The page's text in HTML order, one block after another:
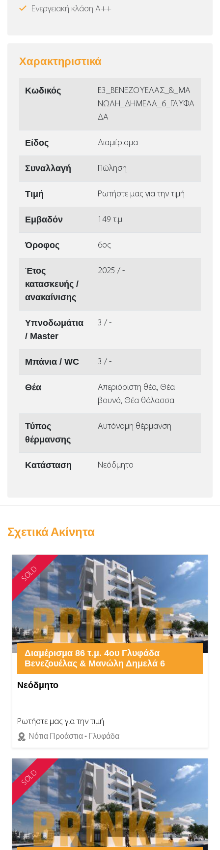
Ενεργειακή κλάση Α++
Χαρακτηριστικά
Κωδικός
Ε3_ΒΕΝΕΖΟΥΕΛΑΣ_&_ΜΑ
ΝΩΛΗ_ΔΗΜΕΛΑ_6_ΓΛΥΦΑ
ΔΑ
Είδος Διαμέρισμα
Συναλλαγή Πώληση
Τιμή Ρωτήστε μας για την τιμή
Εμβαδόν 149 τ.μ.
Όροφος 6ος
Έτος
κατασκευής /
ανακαίνισης
2025 / -
Υπνοδωμάτια
/ Master
3 / -
Μπάνια / WC 3 / -
Θέα
Απεριόριστη θέα, Θέα
βουνό, Θέα θάλασσα
Τύπος
θέρμανσης
Αυτόνομη θέρμανση
Κατάσταση Νεόδμητο
Σχετικά Ακίνητα
SOLD
Διαμέρισμα 86 τ.μ. 4ου Γλυφάδα
Βενεζουέλας & Μανώλη Δημελά 6
Νεόδμητο
Ρωτήστε μας για την τιμή
Νότια Προάστια - Γλυφάδα
SOLD